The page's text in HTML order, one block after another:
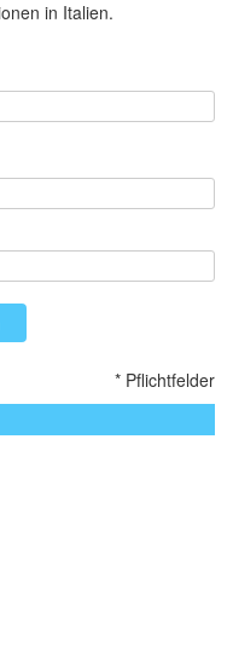
in Italien.
* Pflichtfelder